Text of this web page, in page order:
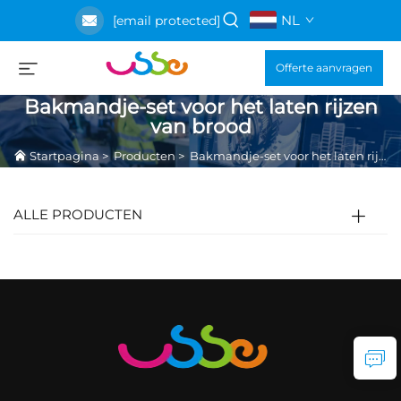
[email protected] NL
Offerte aanvragen
Bakmandje-set voor het laten rijzen
van brood
Startpagina>Producten > Bakmandje-set voor het laten rijzen van brood
ALLE PRODUCTEN